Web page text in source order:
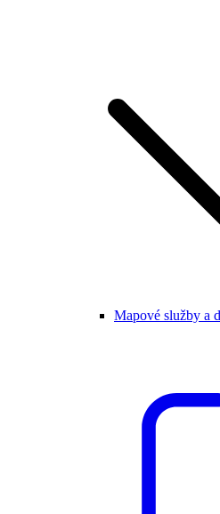
Mapové služby a